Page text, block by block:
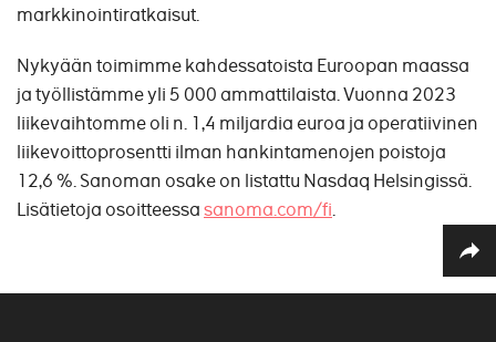
markkinointiratkaisut.
Nykyään toimimme kahdessatoista Euroopan maassa
ja työllistämme yli 5 000 ammattilaista. Vuonna 2023
liikevaihtomme oli n. 1,4 miljardia euroa ja operatiivinen
liikevoittoprosentti ilman hankintamenojen poistoja
12,6 %. Sanoman osake on listattu Nasdaq Helsingissä.
Lisätietoja osoitteessasanoma.com/fi.